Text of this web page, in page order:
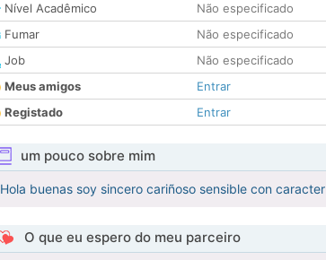
Nível Acadêmico
Não especificado
Fumar
Não especificado
Job
Não especificado
Meus amigos
Entrar
Registado
Entrar
um pouco sobre mim
Hola buenas soy sincero cariñoso sensible con caracter
O que eu espero do meu parceiro